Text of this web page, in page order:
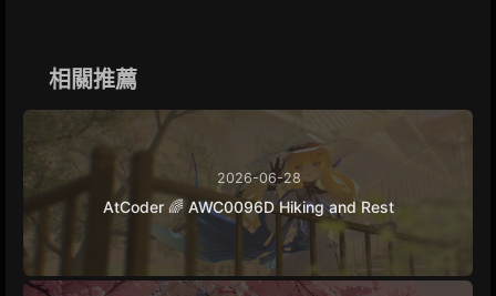
相關推薦
2026-06-28
AtCoder 🌈 AWC0096D Hiking and Rest